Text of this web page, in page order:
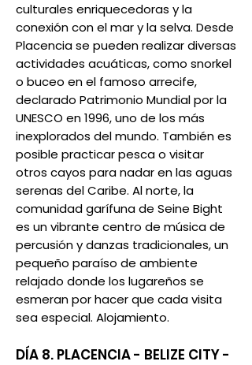
culturales enriquecedoras y la
conexión con el mar y la selva. Desde
Placencia se pueden realizar diversas
actividades acuáticas, como snorkel
o buceo en el famoso arrecife,
declarado Patrimonio Mundial por la
UNESCO en 1996, uno de los más
inexplorados del mundo. También es
posible practicar pesca o visitar
otros cayos para nadar en las aguas
serenas del Caribe. Al norte, la
comunidad garífuna de Seine Bight
es un vibrante centro de música de
percusión y danzas tradicionales, un
pequeño paraíso de ambiente
relajado donde los lugareños se
esmeran por hacer que cada visita
sea especial. Alojamiento.
DÍA 8. PLACENCIA - BELIZE CITY -